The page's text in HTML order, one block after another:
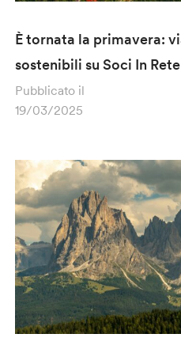
È tornata la primavera:
sostenibili su Soci In Rete
Pubblicato il
19/03/2025